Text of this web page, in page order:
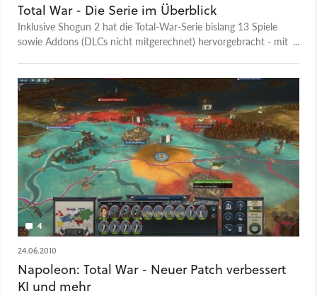
Total War - Die Serie im Überblick
Inklusive Shogun 2 hat die Total-War-Serie bislang 13 Spiele
sowie Addons (DLCs nicht mitgerechnet) hervorgebracht - mit
4
24.06.2010
Napoleon: Total War - Neuer Patch verbessert
KI und mehr